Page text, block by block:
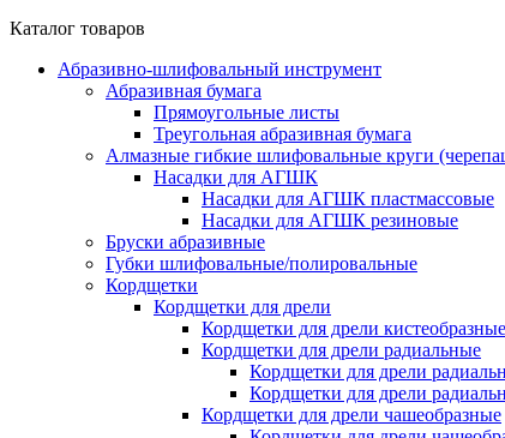
Каталог товаров
Абразивно-шлифовальный инструмент
Абразивная бумага
Прямоугольные листы
Треугольная абразивная бумага
Алмазные гибкие шлифовальные круги
Насадки для АГШК
Насадки для АГШК пластмассовые
Насадки для АГШК резиновые
Бруски абразивные
Губки шлифовальные/полировальные
Кордщетки
Кордщетки для дрели
Кордщетки для дрели
Кордщетки для дрели радиальные
Кордщетки для дрели
Кордщетки для дрели
Кордщетки для дрели чашеобразные